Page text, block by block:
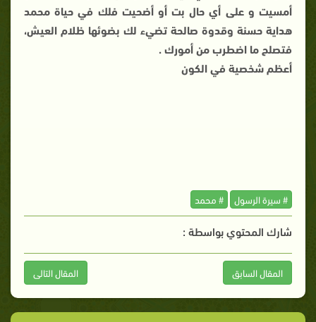
أمسيت و على أي حال بت أو أضحيت فلك في حياة محمد
هداية حسنة وقدوة صالحة تضيء لك بضوئها ظلام العيش،
فتصلح ما اضطرب من أمورك .
أعظم شخصية في الكون
# سيرة الرسول # محمد
شارك المحتوي بواسطة :
المقال السابق المقال التالى